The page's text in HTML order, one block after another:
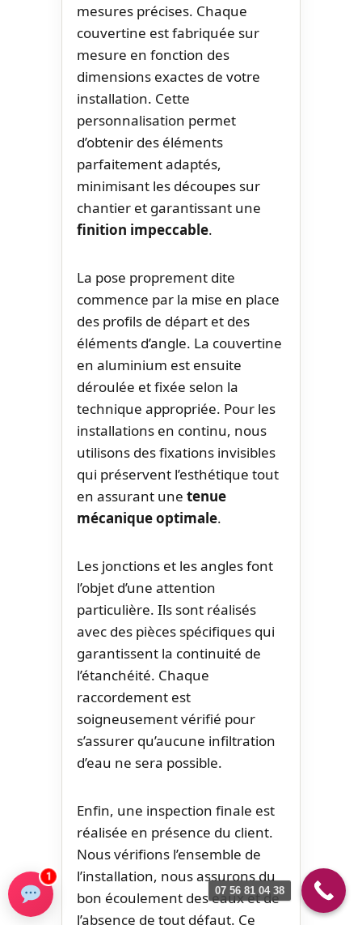
mesures précises. Chaque
couvertine est fabriquée sur
mesure en fonction des
dimensions exactes de votre
installation. Cette
personnalisation permet
d’obtenir des éléments
parfaitement adaptés,
minimisant les découpes sur
chantier et garantissant une
finition impeccable.
La pose proprement dite
commence par la mise en place
des profils de départ et des
éléments d’angle. La couvertine
en aluminium est ensuite
déroulée et fixée selon la
technique appropriée. Pour les
installations en continu, nous
utilisons des fixations invisibles
qui préservent l’esthétique tout
en assurant une tenue
mécanique optimale.
Les jonctions et les angles font
l’objet d’une attention
particulière. Ils sont réalisés
avec des pièces spécifiques qui
garantissent la continuité de
l’étanchéité. Chaque
raccordement est
soigneusement vérifié pour
s’assurer qu’aucune infiltration
d’eau ne sera possible.
Enfin, une inspection finale est
réalisée en présence du client.
Nous vérifions l’ensemble de
l’installation, nous assurons du
bon écoulement des eaux et de
l’absence de tout défaut. Ce
07 56 81 04 38
1